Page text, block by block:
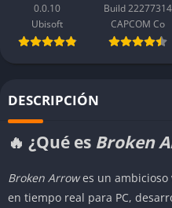
0.0.10
Ubisoft
Build 22277314
CAPCOM Co
DESCRIPCIÓN
🔥 ¿Qué es Broken
Broken Arrowes un ambicioso
en tiempo real para PC,